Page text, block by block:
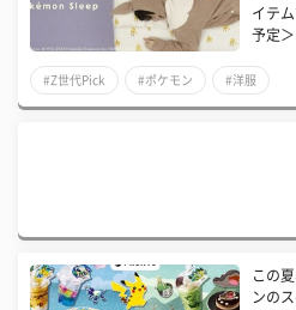
イテ
予定
#Z世代Pick #ポケモン #洋服
この
ンの